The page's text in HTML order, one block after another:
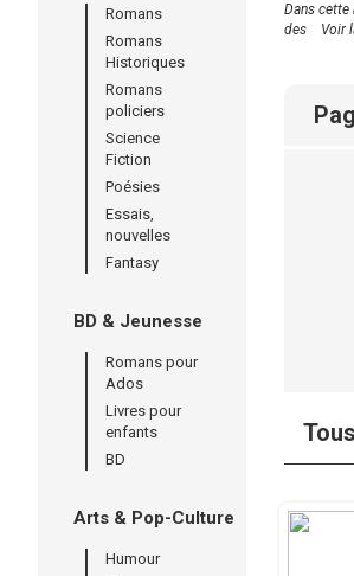
Romans
Romans
Historiques
Romans
policiers
Science
Fiction
Poésies
Essais,
nouvelles
Fantasy
BD & Jeunesse
Romans pour
Ados
Livres pour
enfants
BD
Arts & Pop-Culture
Humour
Dans cette
des
Voir